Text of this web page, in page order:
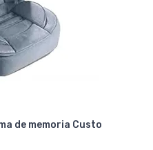
de memoria Custo